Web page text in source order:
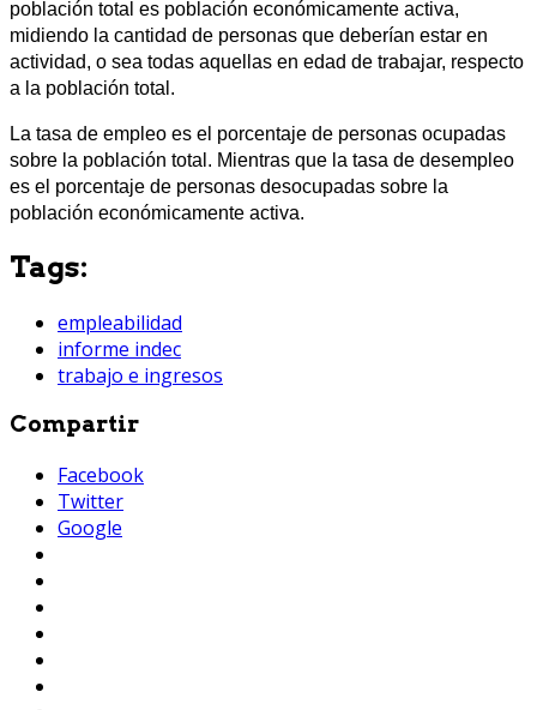
población total es población económicamente activa,
midiendo la cantidad de personas que deberían estar en
actividad, o sea todas aquellas en edad de trabajar, respecto
a la población total.
La tasa de empleo es el porcentaje de personas ocupadas
sobre la población total. Mientras que la tasa de desempleo
es el porcentaje de personas desocupadas sobre la
población económicamente activa.
Tags:
empleabilidad
informe indec
trabajo e ingresos
Compartir
Facebook
Twitter
Google